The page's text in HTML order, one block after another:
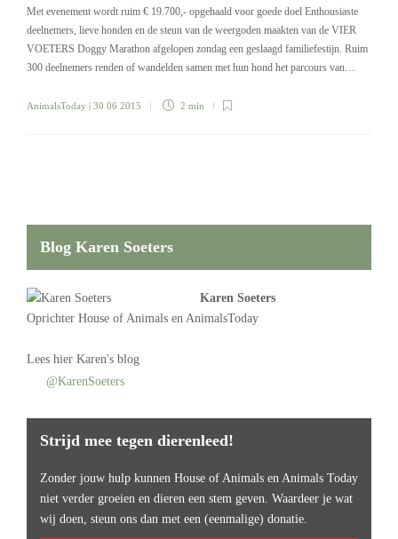
Met evenement wordt ruim € 19.700,- opgehaald voor goede doel Enthousiaste
deelnemers, lieve honden en de steun van de weergoden maakten van de VIER
VOETERS Doggy Marathon afgelopen zondag een geslaagd familiefestijn. Ruim
300 deelnemers renden of wandelden samen met hun hond het parcours van…
AnimalsToday | 30 06 2015 2 min
Blog Karen Soeters
Karen Soeters
Oprichter House of Animals en AnimalsToday
Lees hier Karen's blog
@KarenSoeters
Strijd mee tegen dierenleed!
Zonder jouw hulp kunnen House of Animals en Animals Today
niet verder groeien en dieren een stem geven. Waardeer je wat
wij doen, steun ons dan met een (eenmalige) donatie.